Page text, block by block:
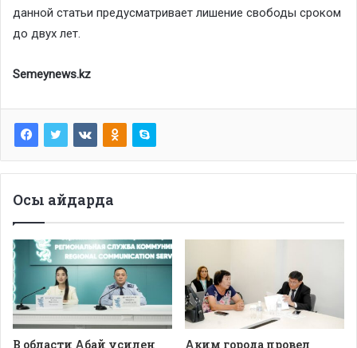
данной статьи предусматривает лишение свободы сроком
до двух лет.
Semeynews.kz
Осы айдарда
В области Абай усилен Аким города провел